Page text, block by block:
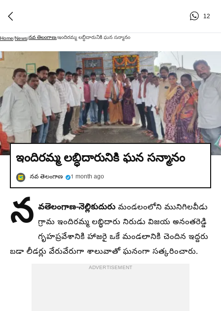
12
Home/News/నవ తెలంగాణ/ఇందిరమ్మ లబ్ధిదారునికి ఘన సన్మానం
ఇందిరమ్మ లబ్ధిదారునికి ఘన సన్మానం
నవ తెలంగాణ 1 month ago
న వతెలంగాణ-నెల్లికుదురు మండలంలోని మునిగిలవీడు
గ్రామ ఇందిరమ్మ లబ్ధిదారు నిరుడు విజయ అనంతరెడ్డి
గృహప్రవేశానికి హాజరై ఒకే మండలానికి చెందిన ఇద్దరు
బడా లీడర్లు వేరువేరుగా శాలువాతో ఘనంగా సత్కరించారు.
ADVERTISEMENT